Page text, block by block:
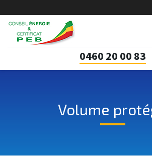
0460 20 00 83
Volume